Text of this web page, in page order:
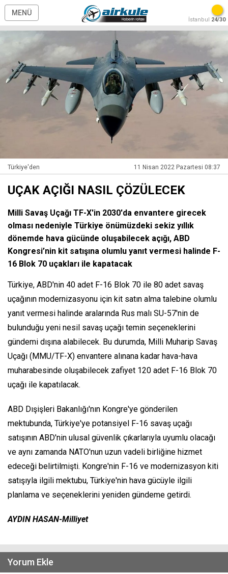
MENÜ
İstanbul 24/30
Türkiye'den 11 Nisan 2022 Pazartesi 08:37
UÇAK AÇIĞI NASIL ÇÖZÜLECEK
Milli Savaş Uçağı TF-X'in 2030'da envantere girecek
olması nedeniyle Türkiye önümüzdeki sekiz yıllık
dönemde hava gücünde oluşabilecek açığı, ABD
Kongresi’nin kit satışına olumlu yanıt vermesi halinde F-
16 Blok 70 uçakları ile kapatacak
Türkiye, ABD'nin 40 adet F-16 Blok 70 ile 80 adet savaş
uçağının modernizasyonu için kit satın alma talebine olumlu
yanıt vermesi halinde aralarında Rus malı SU-57'nin de
bulunduğu yeni nesil savaş uçağı temin seçeneklerini
gündemi dışına alabilecek. Bu durumda, Milli Muharip Savaş
Uçağı (MMU/TF-X) envantere alınana kadar hava-hava
muharabesinde oluşabilecek zafiyet 120 adet F-16 Blok 70
uçağı ile kapatılacak.
ABD Dışişleri Bakanlığı'nın Kongre'ye gönderilen
mektubunda, Türkiye'ye potansiyel F-16 savaş uçağı
satışının ABD'nin ulusal güvenlik çıkarlarıyla uyumlu olacağı
ve aynı zamanda NATO'nun uzun vadeli birliğine hizmet
edeceği belirtilmişti. Kongre'nin F-16 ve modernizasyon kiti
satışıyla ilgili mektubu, Türkiye'nin hava gücüyle ilgili
planlama ve seçeneklerini yeniden gündeme getirdi.
AYDIN HASAN-Milliyet
Yorum Ekle